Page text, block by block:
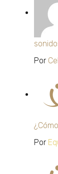
Por
Por